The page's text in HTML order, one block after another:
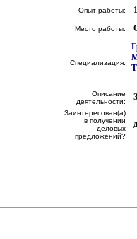
Опыт работы: 1
Место работы:
Специализация:
Описание
деятельности:
Заинтересован(а)
в получении
деловых
предложений?